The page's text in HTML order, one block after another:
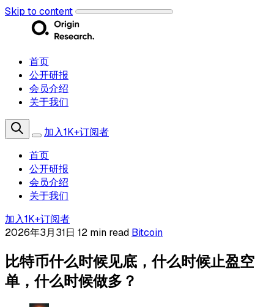
Skip to content
首页
公开研报
会员介绍
关于我们
加入1K+订阅者
首页
公开研报
会员介绍
关于我们
加入1K+订阅者
2026年3月31日 12 min read Bitcoin
比特币什么时候见底，什么时候止盈空
单，什么时候做多？